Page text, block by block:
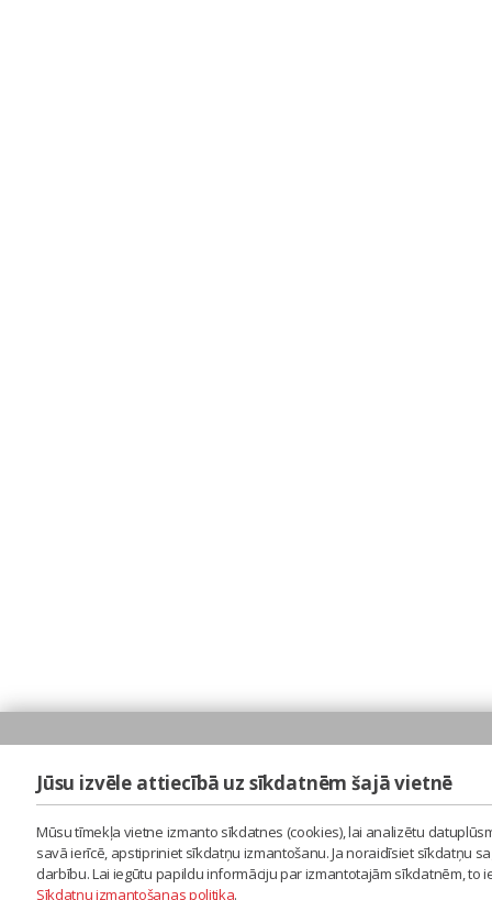
Jūsu izvēle attiecībā uz sīkdatnēm šajā vietnē
Mūsu tīmekļa vietne izmanto sīkdatnes (cookies), lai analizētu
savā ierīcē, apstipriniet sīkdatņu izmantošanu. Ja noraidīsiet sīkdatņu
darbību. Lai iegūtu papildu informāciju par izmantotajām sīkdatnēm,
Sīkdatņu izmantošanas politika.